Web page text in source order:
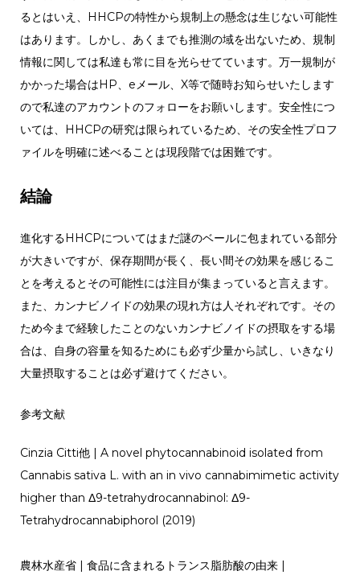
るとはいえ、HHCPの特性から規制上の懸念は生じない可能性
はあります。しかし、あくまでも推測の域を出ないため、規制
情報に関しては私達も常に目を光らせてています。万一規制が
かかった場合はHP、eメール、X等で随時お知らせいたします
ので私達のアカウントのフォローをお願いします。安全性につ
いては、HHCPの研究は限られているため、その安全性プロフ
ァイルを明確に述べることは現段階では困難です。
結論
進化するHHCPについてはまだ謎のベールに包まれている部分
が大きいですが、保存期間が長く、長い間その効果を感じるこ
とを考えるとその可能性には注目が集まっていると言えます。
また、カンナビノイドの効果の現れ方は人それぞれです。その
ため今まで経験したことのないカンナビノイドの摂取をする場
合は、自身の容量を知るためにも必ず少量から試し、いきなり
大量摂取することは必ず避けてください。
参考文献
Cinzia Citti他 | A novel phytocannabinoid isolated from
Cannabis sativa L. with an in vivo cannabimimetic activity
higher than Δ9-tetrahydrocannabinol: Δ9-
Tetrahydrocannabiphorol (2019)
農林水産省 | 食品に含まれるトランス脂肪酸の由来 |